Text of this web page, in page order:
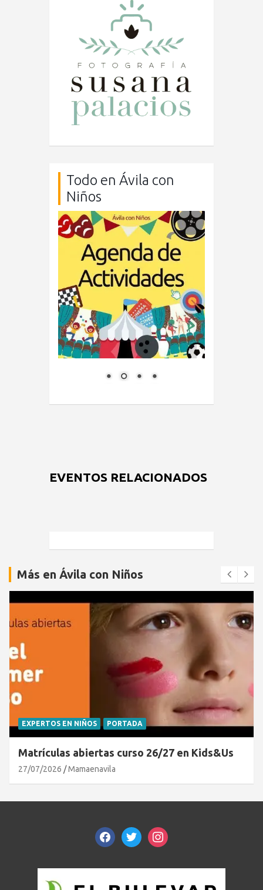
Todo en Ávila con
Niños
EVENTOS RELACIONADOS
Más en Ávila con Niños
EXPERTOS EN NIÑOS PORTADA
Matrículas abiertas curso 26/27 en Kids&Us
27/07/2026 Mamaenavila
facebooktwitterinstagram